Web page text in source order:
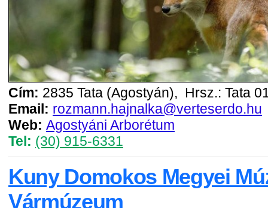
Cím: 2835 Tata (Agostyán), Hrsz.: Tata
Email: rozmann.hajnalka@verteserdo.hu
Web: Agostyáni Arborétum
Tel: (30) 915-6331
Kuny Domokos Megyei
Vármúzeum